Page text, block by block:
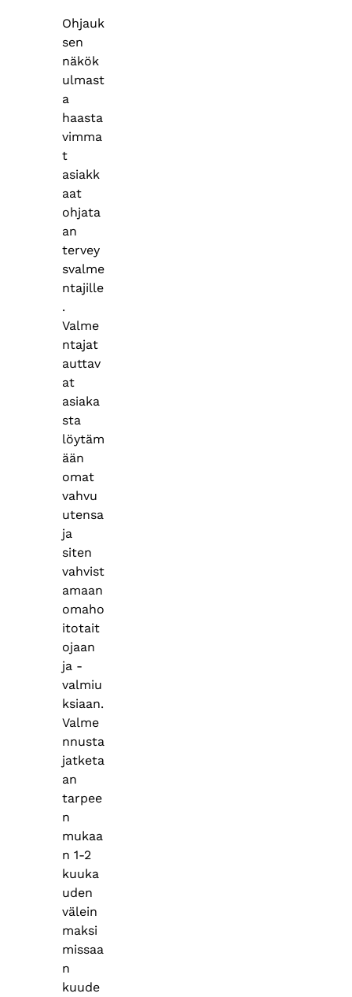
Ohjauk
sen
näkök
ulmast
a
haasta
vimma
t
asiakk
aat
ohjata
an
tervey
svalme
ntajille
.
Valme
ntajat
auttav
at
asiaka
sta
löytäm
ään
omat
vahvu
utensa
ja
siten
vahvist
amaan
omaho
itotait
ojaan
ja -
valmiu
ksiaan.
Valme
nnusta
jatketa
an
tarpee
n
mukaa
n 1-2
kuuka
uden
välein
maksi
missaa
n
kuude